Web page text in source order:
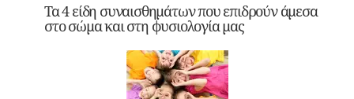
Τα 4 είδη συναισθημάτων που επιδρούν άμεσα
στο σώμα και στη φυσιολογία μας